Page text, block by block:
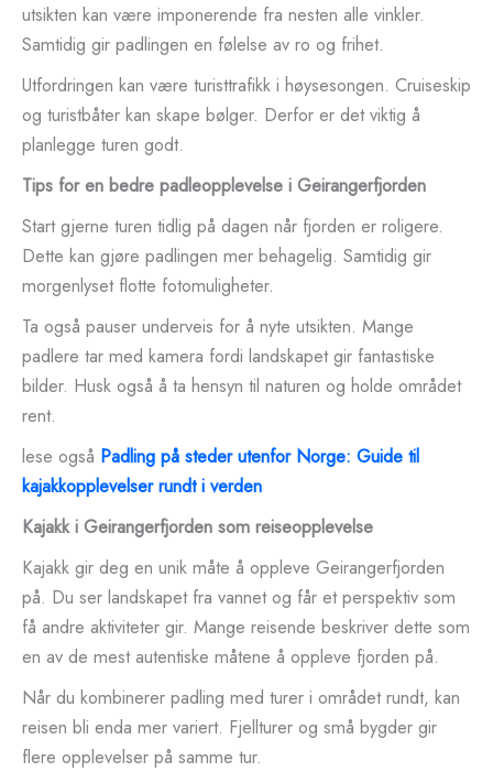
utsikten kan være imponerende fra nesten alle vinkler.
Samtidig gir padlingen en følelse av ro og frihet.
Utfordringen kan være turisttrafikk i høysesongen. Cruiseskip
og turistbåter kan skape bølger. Derfor er det viktig å
planlegge turen godt.
Tips for en bedre padleopplevelse i Geirangerfjorden
Start gjerne turen tidlig på dagen når fjorden er roligere.
Dette kan gjøre padlingen mer behagelig. Samtidig gir
morgenlyset flotte fotomuligheter.
Ta også pauser underveis for å nyte utsikten. Mange
padlere tar med kamera fordi landskapet gir fantastiske
bilder. Husk også å ta hensyn til naturen og holde området
rent.
lese også Padling på steder utenfor Norge: Guide til
kajakkopplevelser rundt i verden
Kajakk i Geirangerfjorden som reiseopplevelse
Kajakk gir deg en unik måte å oppleve Geirangerfjorden
på. Du ser landskapet fra vannet og får et perspektiv som
få andre aktiviteter gir. Mange reisende beskriver dette som
en av de mest autentiske måtene å oppleve fjorden på.
Når du kombinerer padling med turer i området rundt, kan
reisen bli enda mer variert. Fjellturer og små bygder gir
flere opplevelser på samme tur.